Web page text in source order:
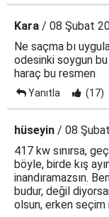
Kara / 08 Şubat
Ne saçma bı
odesinki soygun bu
haraç bu resmen
Yanıtla (17)
hüseyin / 08
417 kw sınırsa,
böyle, birde kış
inandıramazsın.
budur, değil
olsun, erken seçim